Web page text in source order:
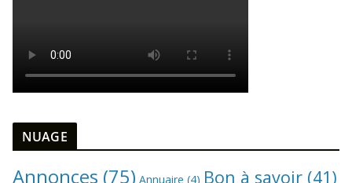
NUAGE
Annonces (75) Annuaire (4) Bon à savoir (41)